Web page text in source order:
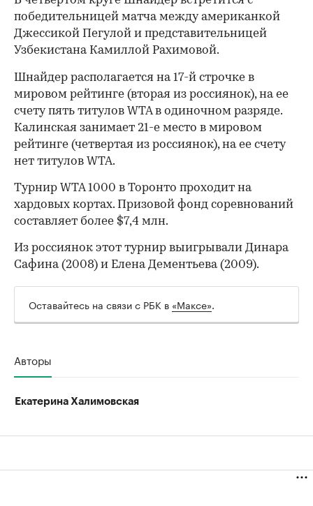
победительницей матча между американкой
Джессикой Пегулой и представительницей
Узбекистана Камиллой Рахимовой.
00:00 00:00
Шнайдер располагается на 17-й строчке в
мировом рейтинге (вторая из россиянок), на ее
счету пять титулов WTA в одиночном разряде.
Калинская занимает 21-е место в мировом
рейтинге (четвертая из россиянок), на ее счету
нет титулов WTA.
Турнир WTA 1000 в Торонто проходит на
хардовых кортах. Призовой фонд соревнований
составляет более $7,4 млн.
Из россиянок этот турнир выигрывали Динара
Сафина (2008) и Елена Дементьева (2009).
Оставайтесь на связи с РБК в «Максе».
Авторы
Екатерина Халимовская